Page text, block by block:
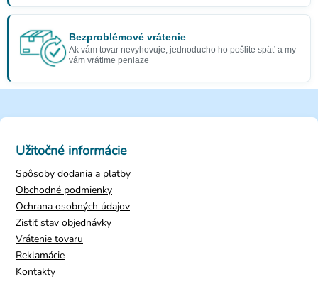
Bezproblémové vrátenie
Ak vám tovar nevyhovuje, jednoducho ho pošlite späť a my
vám vrátime peniaze
Užitočné informácie
Spôsoby dodania a platby
Obchodné podmienky
Ochrana osobných údajov
Zistiť stav objednávky
Vrátenie tovaru
Reklamácie
Kontakty